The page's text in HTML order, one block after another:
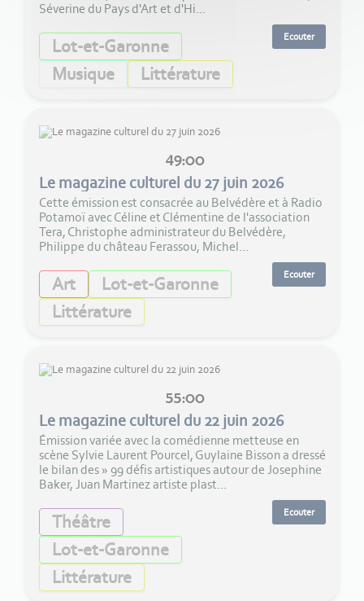
Séverine du Pays d'Art et d'Hi...
Lot-et-Garonne
Musique
Littérature
Ecouter
49:00
Le magazine culturel du 27 juin 2026
Cette émission est consacrée au Belvédère et à Radio
Potamoï avec Céline et Clémentine de l'association
Tera, Christophe administrateur du Belvédère,
Philippe du château Ferassou, Michel...
Art
Lot-et-Garonne
Littérature
Ecouter
55:00
Le magazine culturel du 22 juin 2026
Émission variée avec la comédienne metteuse en
scène Sylvie Laurent Pourcel, Guylaine Bisson a dressé
le bilan des » 99 défis artistiques autour de Josephine
Baker, Juan Martinez artiste plast...
Théâtre
Lot-et-Garonne
Littérature
Ecouter